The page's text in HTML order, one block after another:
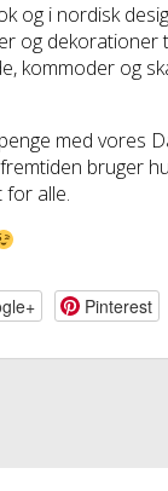
og i nordisk
og dekorationer
kommoder og
med vores
bruger
for alle.
Pinterest